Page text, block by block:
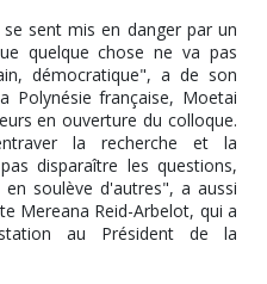
sent mis en danger par un
quelque chose ne va pas
démocratique", a de son
Polynésie française, Moetai
en ouverture du colloque.
la recherche et la
disparaître les questions,
soulève d'autres", a aussi
Mereana Reid-Arbelot, qui a
au Président de la